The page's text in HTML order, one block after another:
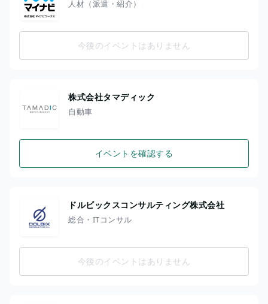
人材（派遣・紹介）
今後のイベントはありません
株式会社タマディック
自動車
イベントを確認する
ドルビックスコンサルティング株式会社
総合・ITコンサル
今後のイベントはありません